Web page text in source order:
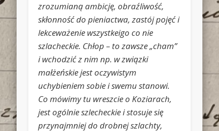
zrozumianą ambicję, obraźliwość,
skłonność do pieniactwa, zastój pojęć i
lekceważenie wszystkeigo co nie
szlacheckie. Chłop – to zawsze „cham”
i wchodzić z nim np. w związki
małżeńskie jest oczywistym
uchybieniem sobie i swemu stanowi.
Co mówimy tu wreszcie o Koziarach,
jest ogólnie szlecheckie i stosuje się
przynajmniej do drobnej szlachty,